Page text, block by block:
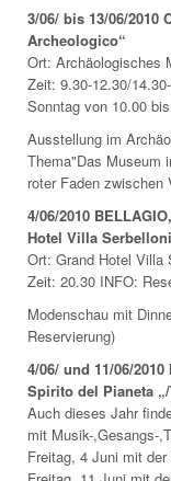
3/06/ bis 13/06/2010
Archeologico“
Ort: Archäologisches
Zeit: 9.30-12.30/
Sonntag von 10.00 bis
Ausstellung im
Thema"Das Museum
roter Faden zwischen
4/06/2010
Hotel Villa
Ort: Grand Hotel Villa
Zeit: 20.30 INFO:
Modenschau mit
Reservierung)
4/06/ und 11/06/
Spirito del Pianeta
Auch dieses Jahr
mit Musik-,Gesangs-
Freitag, 4 Juni mit